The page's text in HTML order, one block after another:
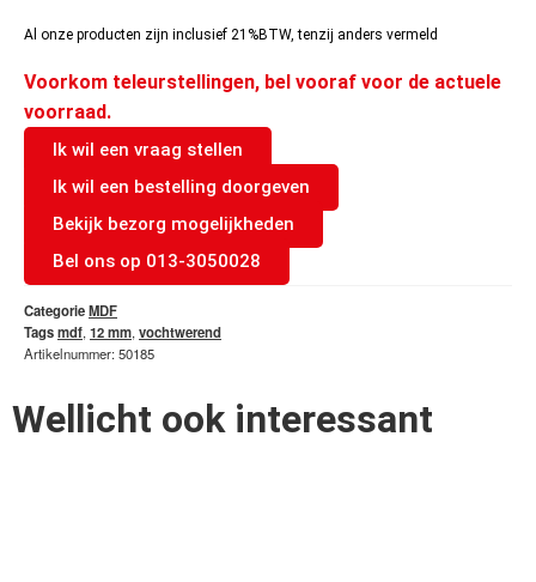
Al onze producten zijn inclusief 21%BTW, tenzij anders vermeld
Voorkom teleurstellingen, bel vooraf voor de actuele
voorraad.
Ik wil een vraag stellen
Ik wil een bestelling doorgeven
Bekijk bezorg mogelijkheden
Bel ons op 013-3050028
CategorieMDF
Tagsmdf, 12 mm, vochtwerend
Artikelnummer: 50185
Wellicht ook interessant